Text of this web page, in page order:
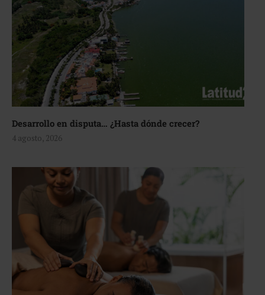
Desarrollo en disputa… ¿Hasta dónde crecer?
4 agosto, 2026